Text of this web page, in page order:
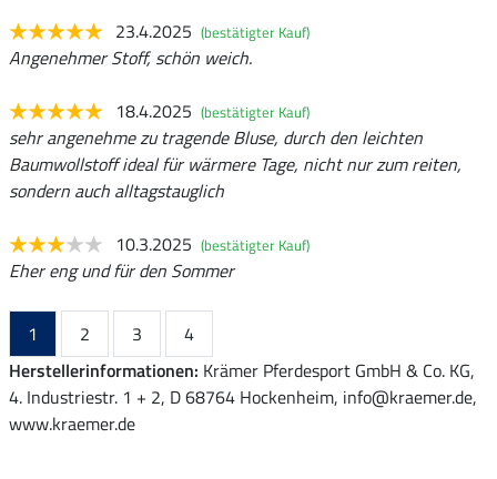
23.4.2025 (bestätigter Kauf)
Angenehmer Stoff, schön weich.
18.4.2025 (bestätigter Kauf)
sehr angenehme zu tragende Bluse, durch den leichten
Baumwollstoff ideal für wärmere Tage, nicht nur zum reiten,
sondern auch alltagstauglich
10.3.2025 (bestätigter Kauf)
Eher eng und für den Sommer
1 2 3
4
Herstellerinformationen: Krämer Pferdesport GmbH & Co. KG,
4. Industriestr. 1 + 2, D 68764 Hockenheim, info@kraemer.de,
www.kraemer.de